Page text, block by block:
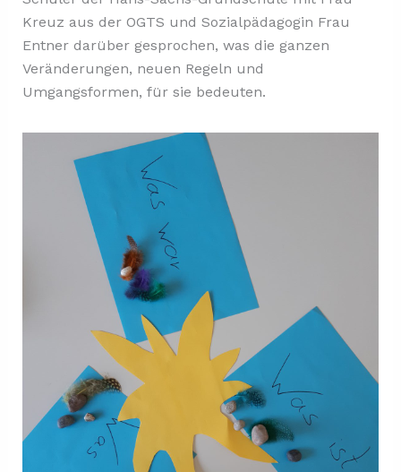
Kreuz aus der OGTS und Sozialpädagogin Frau
Entner darüber gesprochen, was die ganzen
Veränderungen, neuen Regeln und
Umgangsformen, für sie bedeuten.